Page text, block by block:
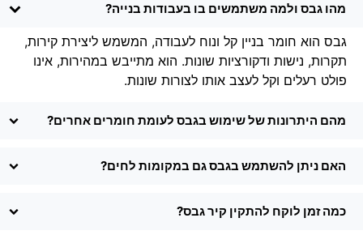
מהו גבס ולמה משתמשים בו בעבודות בנייה?
גבס הוא חומר בניין קל ונוח לעבודה, המשמש ליצירת קירות,
תקרות, נישות ודקורציות שונות. הוא מתייבש במהירות, אינו
פולט רעלים וקל לעצב אותו לצורות שונות.
מהם היתרונות של שימוש בגבס לעומת חומרים אחרים?
האם ניתן להשתמש בגבס גם במקומות לחים?
כמה זמן לוקח להתקין קיר גבס?